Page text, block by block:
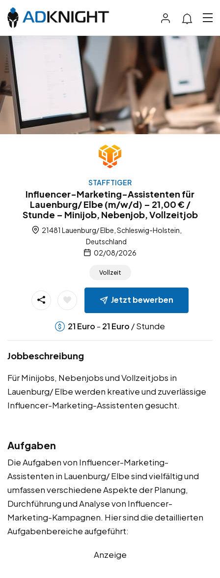
STAFFTIGER
Influencer-Marketing-Assistenten für
Lauenburg/ Elbe (m/w/d) – 21,00 € /
Stunde – Minijob, Nebenjob, Vollzeitjob
21481 Lauenburg/ Elbe, Schleswig-Holstein,
Deutschland
02/08/2026
Vollzeit
Jetzt bewerben
21 Euro - 21 Euro / Stunde
Jobbeschreibung
Für Minijobs, Nebenjobs und Vollzeitjobs in
Lauenburg/ Elbe werden kreative und zuverlässige
Influencer-Marketing-Assistenten gesucht.
Aufgaben
Die Aufgaben von Influencer-Marketing-
Assistenten in Lauenburg/ Elbe sind vielfältig und
umfassen verschiedene Aspekte der Planung,
Durchführung und Analyse von Influencer-
Marketing-Kampagnen. Hier sind die detaillierten
Aufgabenbereiche aufgeführt:
Anzeige